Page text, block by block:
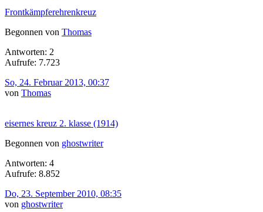
Frontkämpferehrenkreuz
Begonnen von Thomas
Antworten: 2
Aufrufe: 7.723
So, 24. Februar 2013, 00:37
von Thomas
eisernes kreuz 2. klasse (1914)
Begonnen von ghostwriter
Antworten: 4
Aufrufe: 8.852
Do, 23. September 2010, 08:35
von ghostwriter